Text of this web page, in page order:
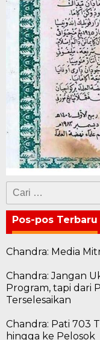
Cari
untuk:
Pos-pos Terbaru
Chandra: Media
Chandra: Jangan
Program, tapi dari
Terselesaikan
Chandra: Pati 703
hingga ke Pelosok